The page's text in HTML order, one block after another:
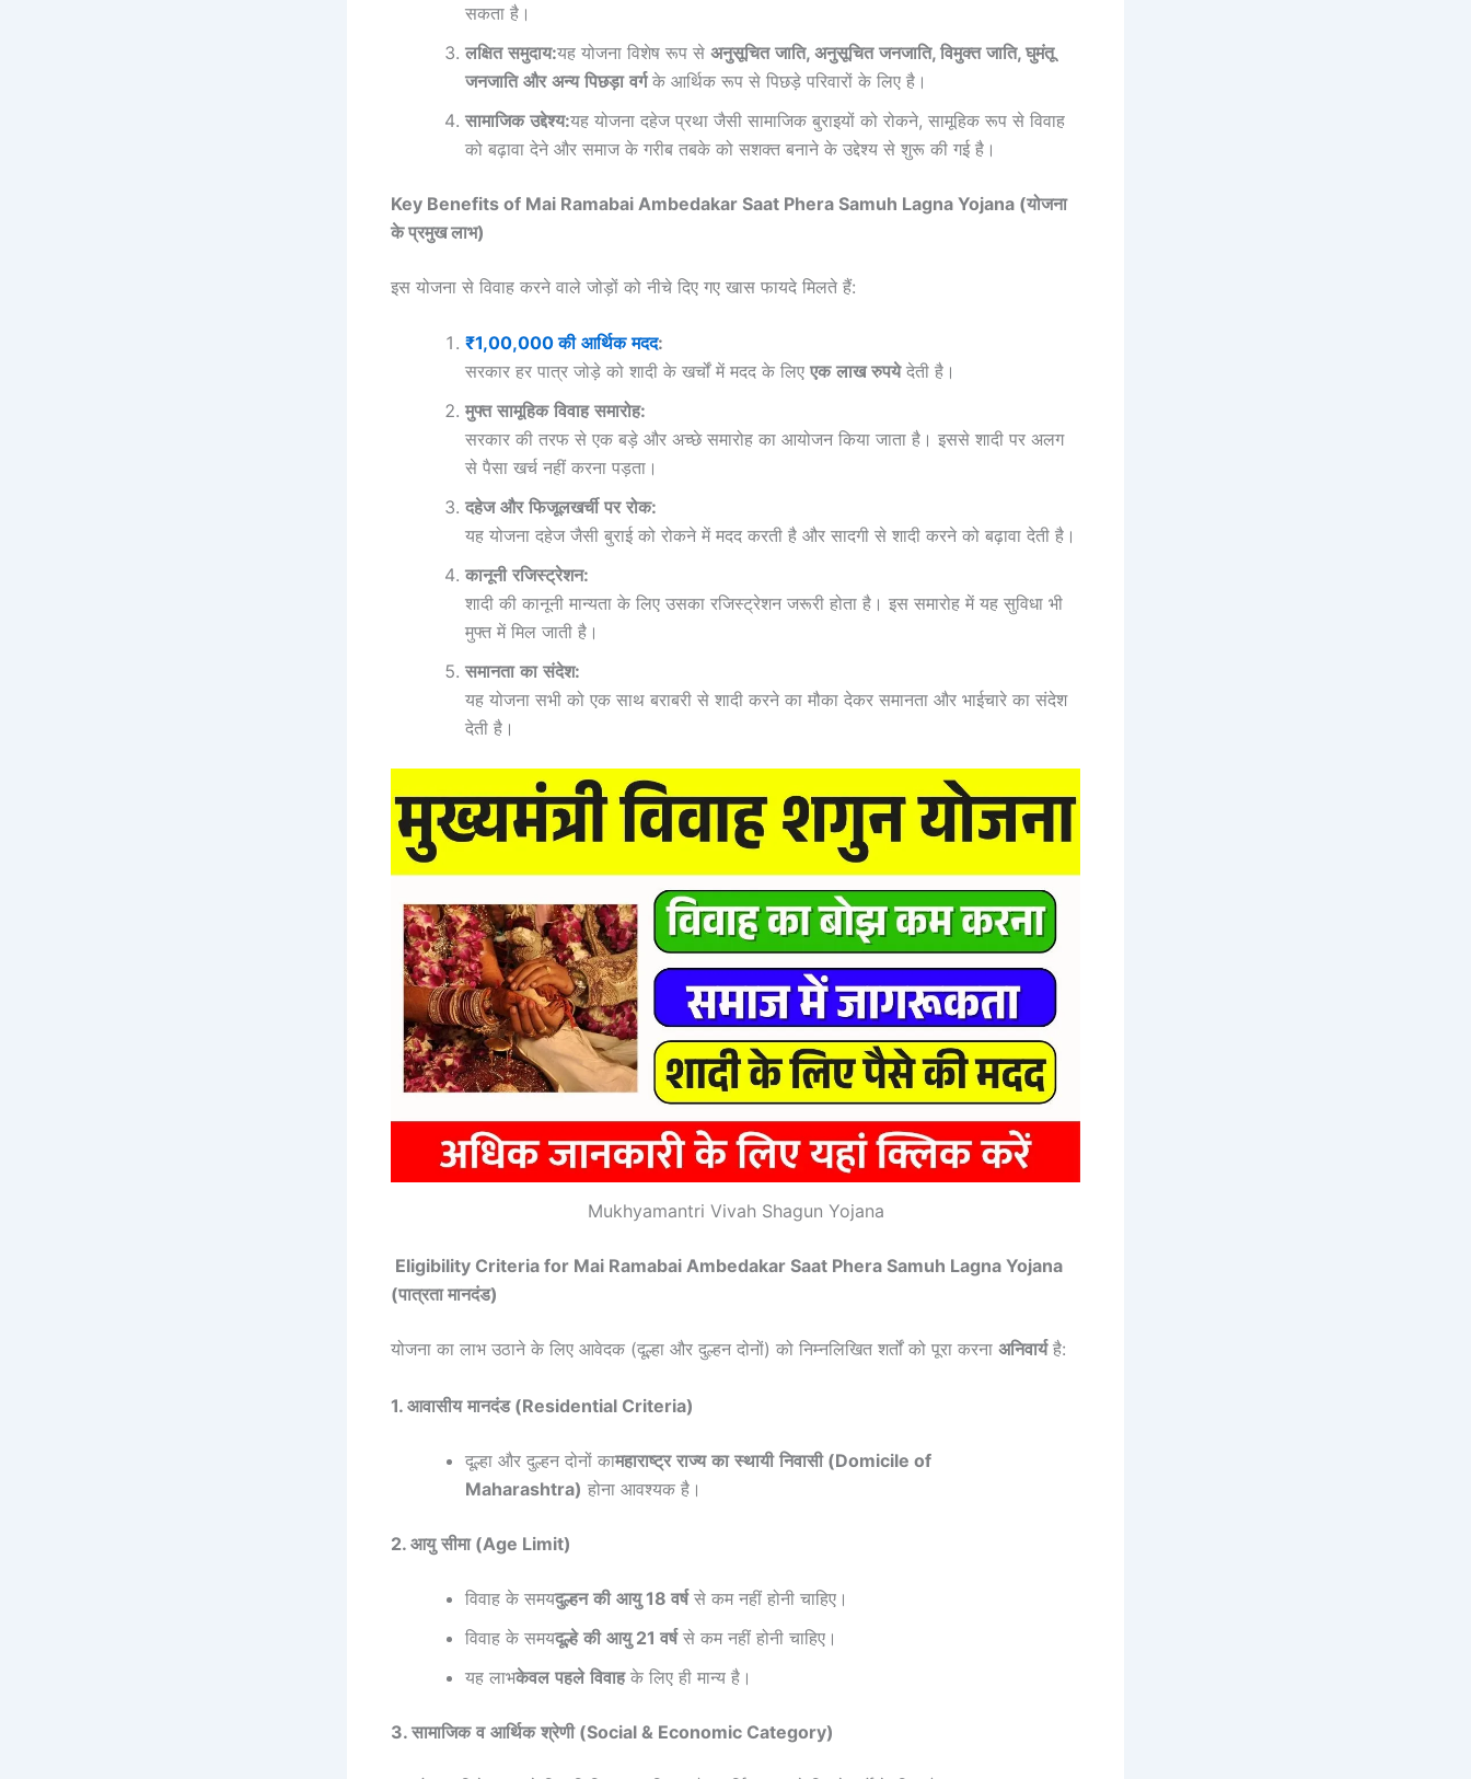
सकता है।
लक्षित समुदाय:यह योजना विशेष रूप से अनुसूचित जाति, अनुसूचित जनजाति, विमुक्त जाति, घुमंतू
जनजाति और अन्य पिछड़ा वर्गके आर्थिक रूप से पिछड़े परिवारों के लिए है।
सामाजिक उद्देश्य:यह योजना दहेज प्रथा जैसी सामाजिक बुराइयों को रोकने, सामूहिक रूप से विवाह
को बढ़ावा देने और समाज के गरीब तबके को सशक्त बनाने के उद्देश्य से शुरू की गई है।
Key Benefits of Mai Ramabai Ambedakar Saat Phera Samuh Lagna Yojana (योजना
के प्रमुख लाभ)
इस योजना से विवाह करने वाले जोड़ों को नीचे दिए गए खास फायदे मिलते हैं:
₹1,00,000की आर्थिक मदद:
सरकार हर पात्र जोड़े को शादी के खर्चों में मदद के लिए एक लाख रुपयेदेती है।
मुफ्त सामूहिक विवाह समारोह:
सरकार की तरफ से एक बड़े और अच्छे समारोह का आयोजन किया जाता है। इससे शादी पर अलग
से पैसा खर्च नहीं करना पड़ता।
दहेज और फिजूलखर्ची पर रोक:
यह योजना दहेज जैसी बुराई को रोकने में मदद करती है और सादगी से शादी करने को बढ़ावा देती है।
कानूनी रजिस्ट्रेशन:
शादी की कानूनी मान्यता के लिए उसका रजिस्ट्रेशन जरूरी होता है। इस समारोह में यह सुविधा भी
मुफ्त में मिल जाती है।
समानता का संदेश:
यह योजना सभी को एक साथ बराबरी से शादी करने का मौका देकर समानता और भाईचारे का संदेश
देती है।
Mukhyamantri Vivah Shagun Yojana
Eligibility Criteria for Mai Ramabai Ambedakar Saat Phera Samuh Lagna Yojana
(पात्रता मानदंड)
योजना का लाभ उठाने के लिए आवेदक (दूल्हा और दुल्हन दोनों) को निम्नलिखित शर्तों को पूरा करना अनिवार्यहै:
1. आवासीय मानदंड(Residential Criteria)
दूल्हा और दुल्हन दोनों कामहाराष्ट्र राज्य का स्थायी निवासी(Domicile of
Maharashtra) होना आवश्यक है।
2. आयु सीमा(Age Limit)
विवाह के समयदुल्हन की आयु18 वर्षसे कम नहीं होनी चाहिए।
विवाह के समयदूल्हे की आयु21 वर्षसे कम नहीं होनी चाहिए।
यह लाभकेवल पहले विवाहके लिए ही मान्य है।
3. सामाजिक व आर्थिक श्रेणी(Social & Economic Category)